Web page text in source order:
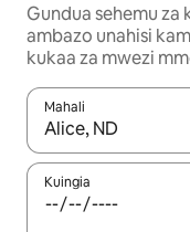
Gundua sehemu za
ambazo unahisi
kukaa za mwezi
Mahali
Wakati matokeo
Kuingia